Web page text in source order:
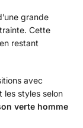
grande
Cette
restant
avec
les styles selon
verte homme